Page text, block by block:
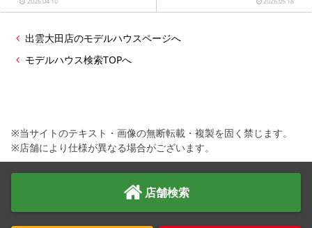
譲中♪
出雲大田店のモデルハウスページへ
モデルハウス検索TOPへ
※当サイトのテキスト・画像の無断転載・複製を固く禁じます。
※店舗により仕様が異なる場合がございます。
店舗検索